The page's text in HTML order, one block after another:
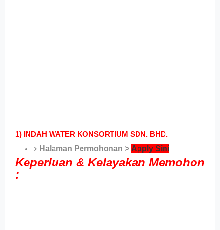
1) INDAH WATER KONSORTIUM SDN. BHD.
Halaman Permohonan > Apply Sini
Keperluan & Kelayakan Memohon
: